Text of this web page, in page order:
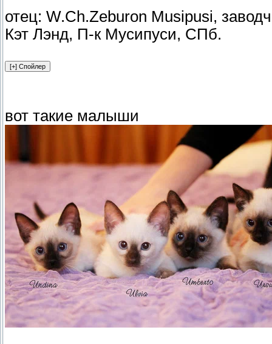
отец: W.Ch.Zeburon Musipusi,
Кэт Лэнд, П-к Мусипуси, СПб.
вот такие малыши